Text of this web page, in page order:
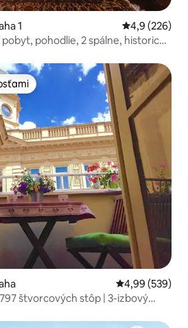
1 Priemerné
4,9 (226)
pohodlie, 2 spálne, historický
hosťami
Priemerné
4,99 (539)
štvorcových stôp | 3-izbový